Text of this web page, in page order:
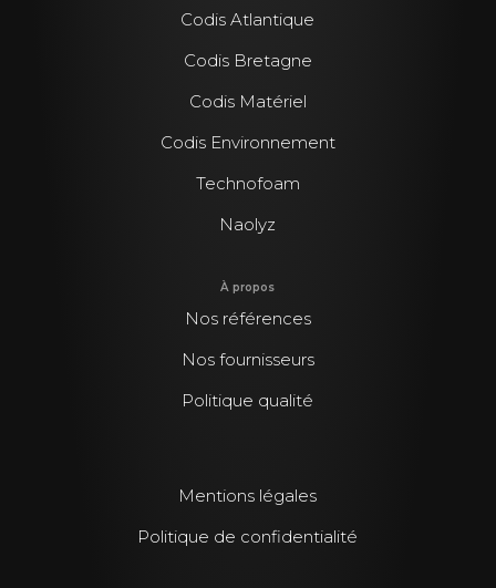
Codis Atlantique
Codis Bretagne
Codis Matériel
Codis Environnement
Technofoam
Naolyz
À propos
Nos références
Nos fournisseurs
Politique qualité
Mentions légales
Politique de confidentialité